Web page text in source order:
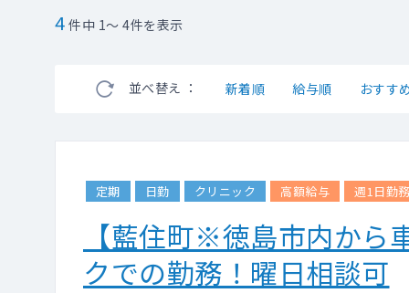
4 件中 1～ 4件を表示
並べ替え ： 新着順 給与順 おすす
定期 日勤 クリニック 高額給与 週1日勤
【藍住町※徳島市内から
クでの勤務！曜日相談可